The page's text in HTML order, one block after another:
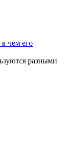
чем его
разными